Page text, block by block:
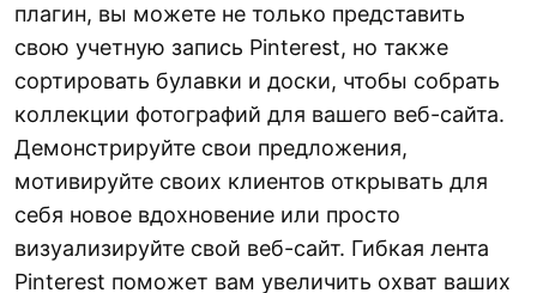
плагин, вы можете не только представить
свою учетную запись Pinterest, но также
сортировать булавки и доски, чтобы собрать
коллекции фотографий для вашего веб-сайта.
Демонстрируйте свои предложения,
мотивируйте своих клиентов открывать для
себя новое вдохновение или просто
визуализируйте свой веб-сайт. Гибкая лента
Pinterest поможет вам увеличить охват ваших